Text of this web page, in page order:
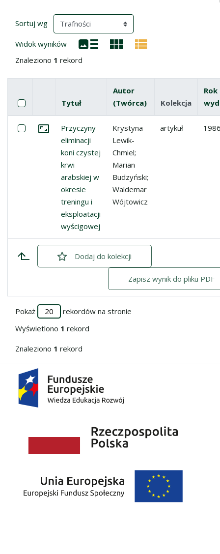
Wyniki wyszukiwania
Sortuj wg (automatyczne przeładowanie treści)
Widok wyników
Znaleziono 1 rekord
Lista pozycji
Pole wyboru
Zaznacz wszystkie pozycje
Miniatura
Tytuł
Autor
(Twórca)
Kolekcja
Rok
Zaznacz: Przyczyny eliminacji koni czystej krwi
Przejdź do zbioru
Przyczyny
eliminacji
koni czystej
krwi
arabskiej w
okresie
treningu i
eksploatacji
wyścigowej
Krystyna
Lewik-
Chmiel;
Marian
Budzyński;
Waldemar
Wójtowicz
artykuł
Dodajzaznaczone
do kolekcji
Zapisz wynik do pliku PDF
Pokaż
rekordów na stronie
Wyświetlono 1 rekord
Znaleziono 1 rekord